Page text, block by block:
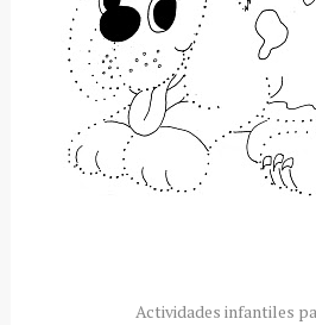
Actividades infantiles